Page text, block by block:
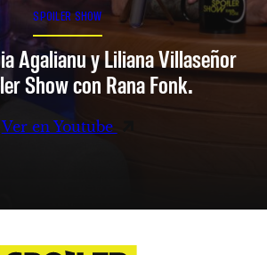
SPOILER SHOW
Agalianu y Liliana Villaseñor
Show con Rana Fonk.
Ver en Youtube